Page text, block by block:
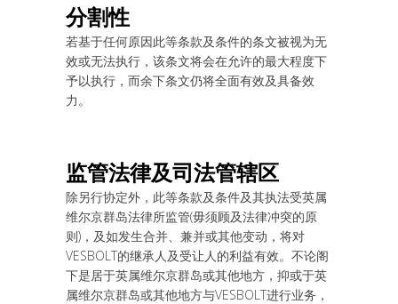
分割性
若基于任何原因此等条款及条件的条文被视为无
效或无法执行，该条文将会在允许的最大程度下
予以执行，而余下条文仍将全面有效及具备效
力。
监管法律及司法管辖区
除另行协定外，此等条款及条件及其执法受英属
维尔京群岛法律所监管(毋须顾及法律冲突的原
则)，及如发生合并、兼并或其他变动，将对
VESBOLT的继承人及受让人的利益有效。不论阁
下是居于英属维尔京群岛或其他地方，抑或于英
属维尔京群岛或其他地方与VESBOLT进行业务，